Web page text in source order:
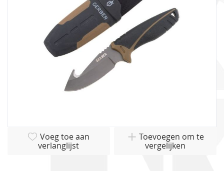
Voeg toe aan
verlanglijst
Toevoegen om te
vergelijken